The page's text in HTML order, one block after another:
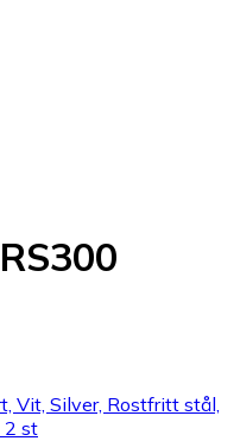
Vit, Silver, Rostfritt stål,
2 st